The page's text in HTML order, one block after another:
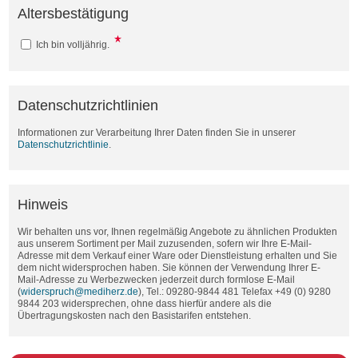
Altersbestätigung
Ich bin volljährig.
Datenschutzrichtlinien
Informationen zur Verarbeitung Ihrer Daten finden Sie in unserer
Datenschutzrichtlinie
Hinweis
Wir behalten uns vor, Ihnen regelmäßig Angebote zu ähnlichen Produkten
aus unserem Sortiment per Mail zuzusenden, sofern wir Ihre E-Mail-
Adresse mit dem Verkauf einer Ware oder Dienstleistung erhalten und Sie
dem nicht widersprochen haben. Sie können der Verwendung Ihrer E-
Mail-Adresse zu Werbezwecken jederzeit durch formlose E-Mail
(widerspruch@mediherz.de), Tel.: 09280-9844 481 Telefax +49 (0) 9280
9844 203 widersprechen, ohne dass hierfür andere als die
Übertragungskosten nach den Basistarifen entstehen.